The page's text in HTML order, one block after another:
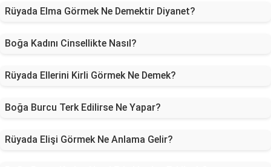
Rüyada Elma Görmek Ne Demektir Diyanet?
Boğa Kadını Cinsellikte Nasıl?
Rüyada Ellerini Kirli Görmek Ne Demek?
Boğa Burcu Terk Edilirse Ne Yapar?
Rüyada Elişi Görmek Ne Anlama Gelir?